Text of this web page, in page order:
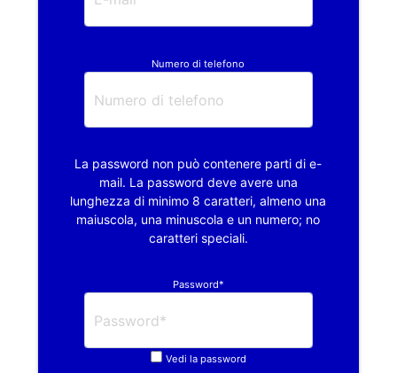
Numero di telefono
La password non può contenere parti di e-
mail. La password deve avere una
lunghezza di minimo 8 caratteri, almeno una
maiuscola, una minuscola e un numero; no
caratteri speciali.
Password*
Vedi la password